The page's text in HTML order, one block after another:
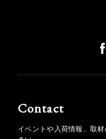
Contact
イベントや入荷情報、取